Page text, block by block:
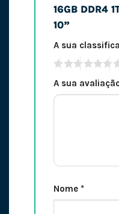
16GB DDR4
10”
A sua
A sua
Nome *